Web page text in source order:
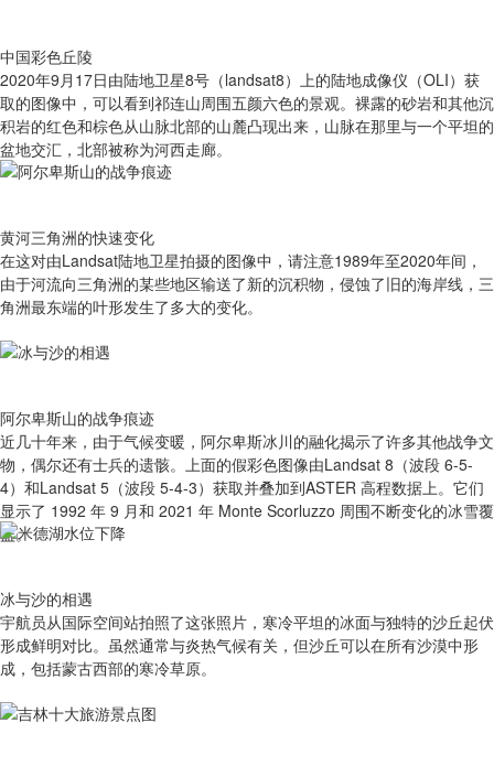
中国彩色丘陵
2020年9月17日由陆地卫星8号（landsat8）上的陆地成像仪（OLI）获
取的图像中，可以看到祁连山周围五颜六色的景观。裸露的砂岩和其他沉
积岩的红色和棕色从山脉北部的山麓凸现出来，山脉在那里与一个平坦的
盆地交汇，北部被称为河西走廊。
黄河三角洲的快速变化
在这对由Landsat陆地卫星拍摄的图像中，请注意1989年至2020年间，
由于河流向三角洲的某些地区输送了新的沉积物，侵蚀了旧的海岸线，三
角洲最东端的叶形发生了多大的变化。
阿尔卑斯山的战争痕迹
近几十年来，由于气候变暖，阿尔卑斯冰川的融化揭示了许多其他战争文
物，偶尔还有士兵的遗骸。上面的假彩色图像由Landsat 8（波段 6-5-
4）和Landsat 5（波段 5-4-3）获取并叠加到ASTER 高程数据上。它们
显示了 1992 年 9 月和 2021 年 Monte Scorluzzo 周围不断变化的冰雪覆
盖。
冰与沙的相遇
宇航员从国际空间站拍照了这张照片，寒冷平坦的冰面与独特的沙丘起伏
形成鲜明对比。虽然通常与炎热气候有关，但沙丘可以在所有沙漠中形
成，包括蒙古西部的寒冷草原。